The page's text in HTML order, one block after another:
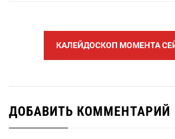
КАЛЕЙДОСКОП МОМЕНТА
ДОБАВИТЬ КОММЕНТАРИЙ